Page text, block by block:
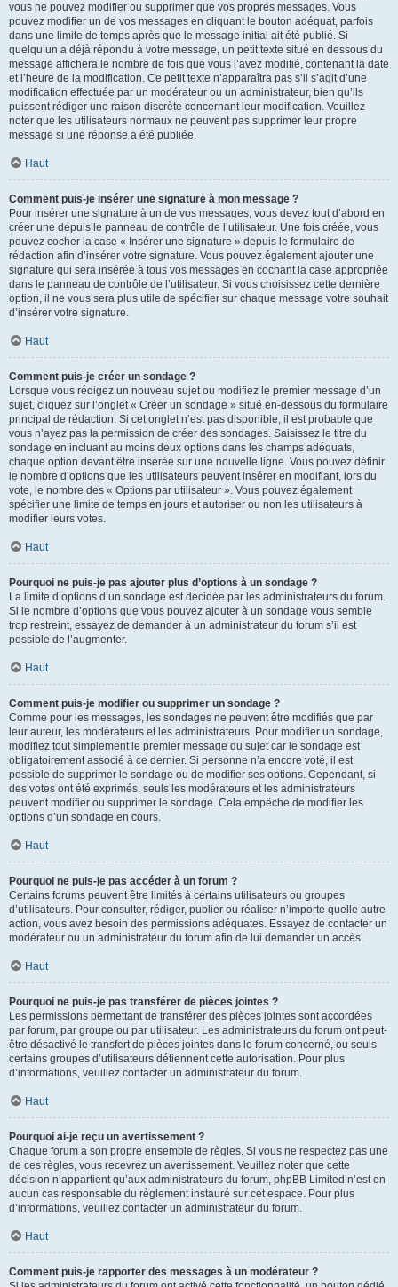
vous ne pouvez modifier ou supprimer que vos propres messages. Vous
pouvez modifier un de vos messages en cliquant le bouton adéquat, parfois
dans une limite de temps après que le message initial ait été publié. Si
quelqu’un a déjà répondu à votre message, un petit texte situé en dessous du
message affichera le nombre de fois que vous l’avez modifié, contenant la date
et l’heure de la modification. Ce petit texte n’apparaîtra pas s’il s’agit d’une
modification effectuée par un modérateur ou un administrateur, bien qu’ils
puissent rédiger une raison discrète concernant leur modification. Veuillez
noter que les utilisateurs normaux ne peuvent pas supprimer leur propre
message si une réponse a été publiée.
Haut
Comment puis-je insérer une signature à mon message ?
Pour insérer une signature à un de vos messages, vous devez tout d’abord en
créer une depuis le panneau de contrôle de l’utilisateur. Une fois créée, vous
pouvez cocher la case « Insérer une signature » depuis le formulaire de
rédaction afin d’insérer votre signature. Vous pouvez également ajouter une
signature qui sera insérée à tous vos messages en cochant la case appropriée
dans le panneau de contrôle de l’utilisateur. Si vous choisissez cette dernière
option, il ne vous sera plus utile de spécifier sur chaque message votre souhait
d’insérer votre signature.
Haut
Comment puis-je créer un sondage ?
Lorsque vous rédigez un nouveau sujet ou modifiez le premier message d’un
sujet, cliquez sur l’onglet « Créer un sondage » situé en-dessous du formulaire
principal de rédaction. Si cet onglet n’est pas disponible, il est probable que
vous n’ayez pas la permission de créer des sondages. Saisissez le titre du
sondage en incluant au moins deux options dans les champs adéquats,
chaque option devant être insérée sur une nouvelle ligne. Vous pouvez définir
le nombre d’options que les utilisateurs peuvent insérer en modifiant, lors du
vote, le nombre des « Options par utilisateur ». Vous pouvez également
spécifier une limite de temps en jours et autoriser ou non les utilisateurs à
modifier leurs votes.
Haut
Pourquoi ne puis-je pas ajouter plus d’options à un sondage ?
La limite d’options d’un sondage est décidée par les administrateurs du forum.
Si le nombre d’options que vous pouvez ajouter à un sondage vous semble
trop restreint, essayez de demander à un administrateur du forum s’il est
possible de l’augmenter.
Haut
Comment puis-je modifier ou supprimer un sondage ?
Comme pour les messages, les sondages ne peuvent être modifiés que par
leur auteur, les modérateurs et les administrateurs. Pour modifier un sondage,
modifiez tout simplement le premier message du sujet car le sondage est
obligatoirement associé à ce dernier. Si personne n’a encore voté, il est
possible de supprimer le sondage ou de modifier ses options. Cependant, si
des votes ont été exprimés, seuls les modérateurs et les administrateurs
peuvent modifier ou supprimer le sondage. Cela empêche de modifier les
options d’un sondage en cours.
Haut
Pourquoi ne puis-je pas accéder à un forum ?
Certains forums peuvent être limités à certains utilisateurs ou groupes
d’utilisateurs. Pour consulter, rédiger, publier ou réaliser n’importe quelle autre
action, vous avez besoin des permissions adéquates. Essayez de contacter un
modérateur ou un administrateur du forum afin de lui demander un accès.
Haut
Pourquoi ne puis-je pas transférer de pièces jointes ?
Les permissions permettant de transférer des pièces jointes sont accordées
par forum, par groupe ou par utilisateur. Les administrateurs du forum ont peut-
être désactivé le transfert de pièces jointes dans le forum concerné, ou seuls
certains groupes d’utilisateurs détiennent cette autorisation. Pour plus
d’informations, veuillez contacter un administrateur du forum.
Haut
Pourquoi ai-je reçu un avertissement ?
Chaque forum a son propre ensemble de règles. Si vous ne respectez pas une
de ces règles, vous recevrez un avertissement. Veuillez noter que cette
décision n’appartient qu’aux administrateurs du forum, phpBB Limited n’est en
aucun cas responsable du règlement instauré sur cet espace. Pour plus
d’informations, veuillez contacter un administrateur du forum.
Haut
Comment puis-je rapporter des messages à un modérateur ?